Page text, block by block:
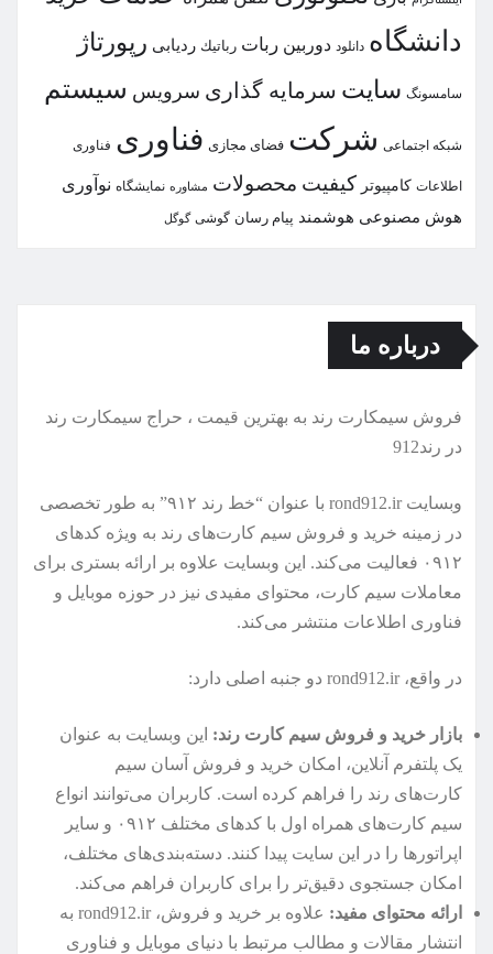
دانشگاه دانلود دوربین ربات رباتیك ردیابی رپورتاژ
سامسونگ سایت سرمایه گذاری سرویس سیستم
شبكه اجتماعی شركت فضای مجازی فناوری فناوری
اطلاعات كامپیوتر كیفیت محصولات مشاوره نمایشگاه نوآوری
هوش مصنوعی هوشمند پیام رسان گوشی گوگل
درباره ما
فروش سیمكارت رند به بهترین قیمت ، حراج سیمكارت رند
در رند912
وبسایت rond912.ir با عنوان “خط رند ۹۱۲” به طور تخصصی
در زمینه خرید و فروش سیم کارت‌های رند به ویژه کدهای
۰۹۱۲ فعالیت می‌کند. این وبسایت علاوه بر ارائه بستری برای
معاملات سیم کارت، محتوای مفیدی نیز در حوزه موبایل و
فناوری اطلاعات منتشر می‌کند.
در واقع، rond912.ir دو جنبه اصلی دارد:
بازار خرید و فروش سیم کارت رند: این وبسایت به عنوان
یک پلتفرم آنلاین، امکان خرید و فروش آسان سیم
کارت‌های رند را فراهم کرده است. کاربران می‌توانند انواع
سیم کارت‌های همراه اول با کدهای مختلف ۰۹۱۲ و سایر
اپراتورها را در این سایت پیدا کنند. دسته‌بندی‌های مختلف،
امکان جستجوی دقیق‌تر را برای کاربران فراهم می‌کند.
ارائه محتوای مفید:
علاوه بر خرید و فروش، rond912.ir به
انتشار مقالات و مطالب مرتبط با دنیای موبایل و فناوری